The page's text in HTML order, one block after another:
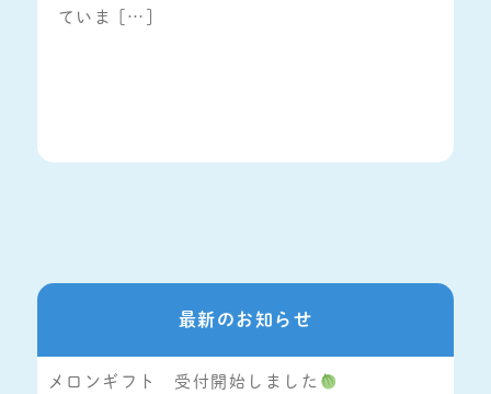
ていま […]
最新のお知らせ
メロンギフト 受付開始しました